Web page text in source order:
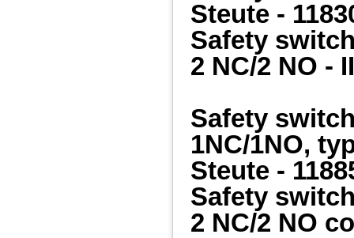
Steute -
Safety
2 NC/2 NO -
Safety
1NC/1NO,
Steute -
Safety
2 NC/2 NO